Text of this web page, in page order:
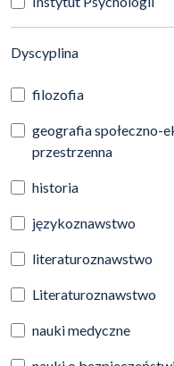
Dyscyplina(automatyczne
filozofia
geografia społeczno-
przestrzenna
historia
językoznawstwo
literaturoznawstwo
Literaturoznawstwo
nauki medyczne